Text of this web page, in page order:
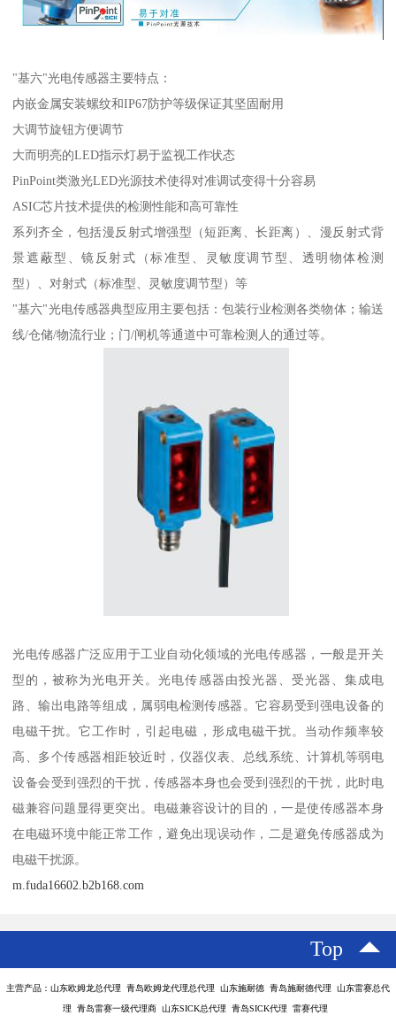
"基六"光电传感器主要特点：
内嵌金属安装螺纹和IP67防护等级保证其坚固耐用
大调节旋钮方便调节
大而明亮的LED指示灯易于监视工作状态
PinPoint类激光LED光源技术使得对准调试变得十分容易
ASIC芯片技术提供的检测性能和高可靠性
系列齐全，包括漫反射式增强型（短距离、长距离）、漫反射式背
景遮蔽型、镜反射式（标准型、灵敏度调节型、透明物体检测
型）、对射式（标准型、灵敏度调节型）等
"基六"光电传感器典型应用主要包括：包装行业检测各类物体；输送
线/仓储/物流行业；门/闸机等通道中可靠检测人的通过等。
光电传感器广泛应用于工业自动化领域的光电传感器，一般是开关
型的，被称为光电开关。光电传感器由投光器、受光器、集成电
路、输出电路等组成，属弱电检测传感器。它容易受到强电设备的
电磁干扰。它工作时，引起电磁，形成电磁干扰。当动作频率较
高、多个传感器相距较近时，仪器仪表、总线系统、计算机等弱电
设备会受到强烈的干扰，传感器本身也会受到强烈的干扰，此时电
磁兼容问题显得更突出。电磁兼容设计的目的，一是使传感器本身
在电磁环境中能正常工作，避免出现误动作，二是避免传感器成为
电磁干扰源。
m.fuda16602.b2b168.com
Top
主营产品：山东欧姆龙总代理 青岛欧姆龙代理总代理 山东施耐德 青岛施耐德代理 山东雷赛总代
理 青岛雷赛一级代理商 山东SICK总代理 青岛SICK代理 雷赛代理